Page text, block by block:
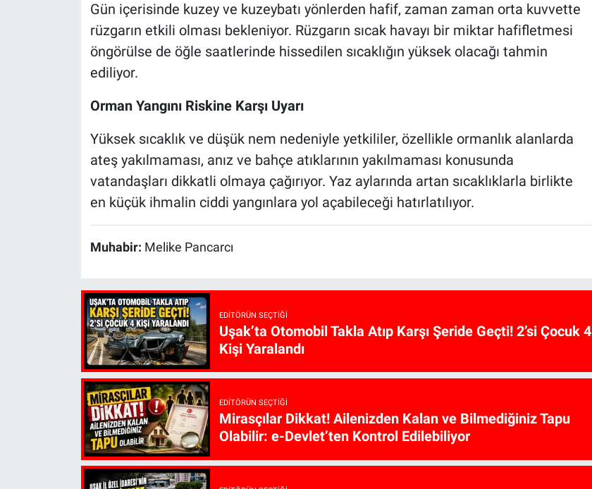
Gün içerisinde kuzey ve kuzeybatı yönlerden hafif, zaman zaman orta kuvvette
rüzgarın etkili olması bekleniyor. Rüzgarın sıcak havayı bir miktar hafifletmesi
öngörülse de öğle saatlerinde hissedilen sıcaklığın yüksek olacağı tahmin
ediliyor.
Orman Yangını Riskine Karşı Uyarı
Yüksek sıcaklık ve düşük nem nedeniyle yetkililer, özellikle ormanlık alanlarda
ateş yakılmaması, anız ve bahçe atıklarının yakılmaması konusunda
vatandaşları dikkatli olmaya çağırıyor. Yaz aylarında artan sıcaklıklarla birlikte
en küçük ihmalin ciddi yangınlara yol açabileceği hatırlatılıyor.
Muhabir: Melike Pancarcı
EDITÖRÜN SEÇTIĞI
Uşak’ta Otomobil Takla Atıp Karşı Şeride Geçti! 2’si Çocuk 4
Kişi Yaralandı
EDITÖRÜN SEÇTIĞI
Mirasçılar Dikkat! Ailenizden Kalan ve Bilmediğiniz Tapu
Olabilir: e-Devlet’ten Kontrol Edilebiliyor